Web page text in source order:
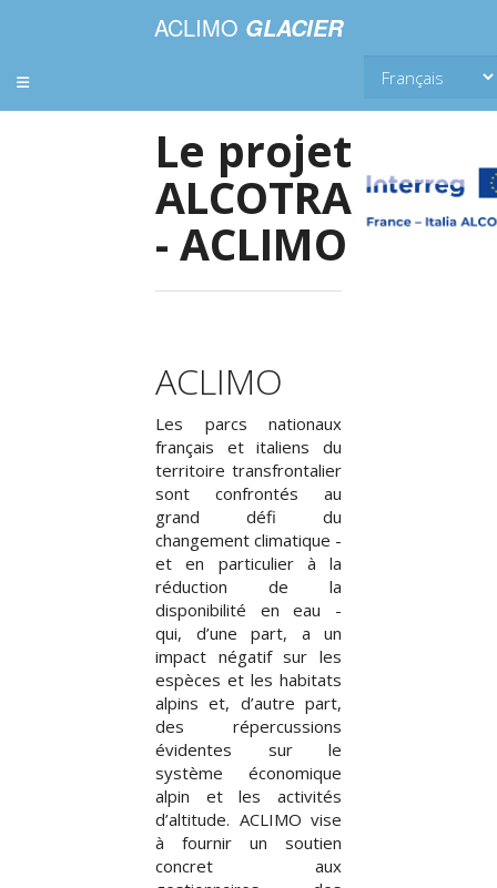
ACLIMO GLACIER
Toggle navigation
Le projet
ALCOTRA
- ACLIMO
ACLIMO
Les parcs nationaux
français et italiens du
territoire transfrontalier
sont confrontés au
grand défi du
changement climatique -
et en particulier à la
réduction de la
disponibilité en eau -
qui, d’une part, a un
impact négatif sur les
espèces et les habitats
alpins et, d’autre part,
des répercussions
évidentes sur le
système économique
alpin et les activités
d’altitude. ACLIMO vise
à fournir un soutien
concret aux